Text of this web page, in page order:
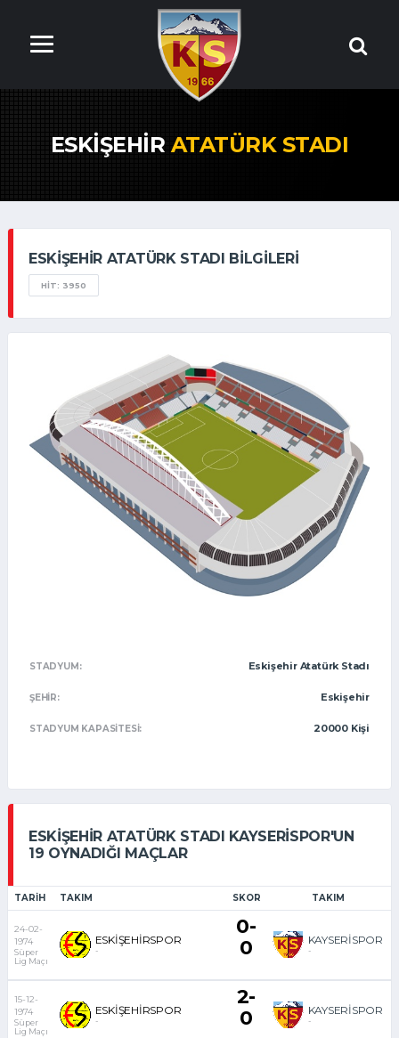
ESKIŞEHIR ATATÜRK STADI
ESKIŞEHIR ATATÜRK STADI BILGILERI
HIT: 3950
STADYUM: Eskişehir Atatürk Stadı
ŞEHIR: Eskişehir
STADYUM KAPASITESI: 20000 Kişi
ESKIŞEHIR ATATÜRK STADI KAYSERISPOR'UN
19 OYNADIĞI MAÇLAR
TARIH TAKIM SKOR TAKIM
24-02-
1974
Süper
Lig Maçı
ESKİŞEHİRSPOR
-
0-
0
KAYSERİSPOR
-
15-12-
1974
Süper
Lig Maçı
ESKİŞEHİRSPOR
-
2-
0
KAYSERİSPOR
-